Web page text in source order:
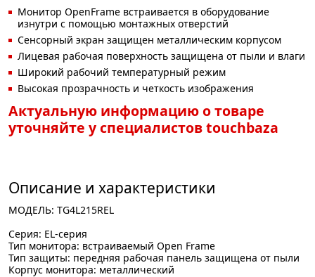
Монитор OpenFrame встраивается в оборудование
изнутри с помощью монтажных отверстий
Сенсорный экран защищен металлическим корпусом
Лицевая рабочая поверхность защищена от пыли и влаги
Широкий рабочий температурный режим
Высокая прозрачность и четкость изображения
Актуальную информацию о товаре
уточняйте у специалистов touchbaza
Описание и характеристики
МОДЕЛЬ: TG4L215REL
Серия: EL-серия
Тип монитора: встраиваемый Open Frame
Тип защиты: передняя рабочая панель защищена от пыли
Корпус монитора: металлический